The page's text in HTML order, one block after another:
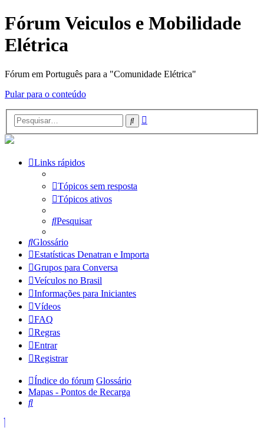
Fórum Veiculos e Mobilidade
Elétrica
Fórum em Português para a "Comunidade Elétrica"
Pular para o conteúdo
Pesquisar
Links rápidos
Tópicos sem resposta
Tópicos ativos
Pesquisar
Glossário
Estatísticas Denatran e Importa
Grupos para Conversa
Veículos no Brasil
Informações para Iniciantes
Vídeos
FAQ
Regras
Entrar
Registrar
Índice do fórum Glossário
Mapas - Pontos de Recarga
Pesquisar